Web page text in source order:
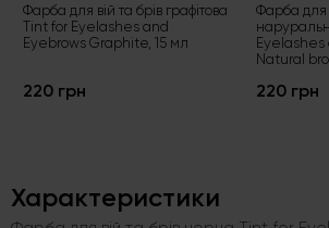
Фарба для вій та брів графітова
Tint for Eyelashes and
Eyebrows Graphite, 15 мл
220 грн
Фарба для
Eyelashes
Natural
220 грн
Характеристики